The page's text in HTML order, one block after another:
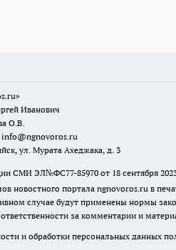
Иванович
О.В.
info@ngnovoros.ru
ул. Мурата Ахеджака, д. 3
СМИ ЭЛ№ФС77-85970 от 18 сентября
новостного портала ngnovoros.ru в
случае будут применены нормы
за комментарии и
и обработки персональных данных